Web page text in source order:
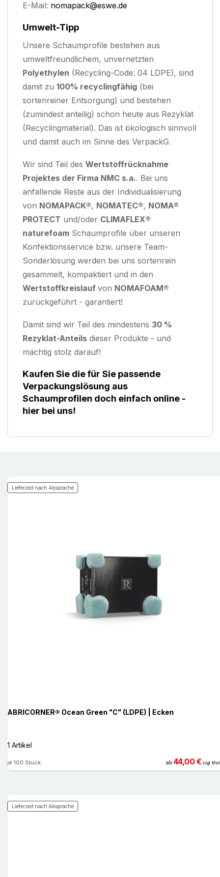
E-Mail: nomapack@eswe.de
Umwelt-Tipp
Unsere Schaumprofile bestehen aus
umweltfreundlichem, unvernetzten
Polyethylen (Recycling-Code: 04 LDPE), sind
damit zu 100% recyclingfähig (bei
sortenreiner Entsorgung) und bestehen
(zumindest anteilig) schon heute aus Rezyklat
(Recyclingmaterial). Das ist ökologisch sinnvoll
und damit auch im Sinne des VerpackG.
Wir sind Teil des Wertstoffrücknahme
Projektes der Firma NMC s.a.. Bei uns
anfallende Reste aus der Individualisierung
von NOMAPACK®, NOMATEC®, NOMA®
PROTECT und/oder CLIMAFLEX®
naturefoam Schaumprofile über unseren
Konfektionsservice bzw. unsere Team-
Sonderlösung werden bei uns sortenrein
gesammelt, kompaktiert und in den
Wertstoffkreislauf von NOMAFOAM®
zurückgeführt - garantiert!
Damit sind wir Teil des mindestens 30 %
Rezyklat-Anteils dieser Produkte - und
mächtig stolz darauf!
Kaufen Sie die für Sie passende
Verpackungslösung aus
Schaumprofilen doch einfach online -
hier bei uns!
Lieferzeit nach Absprache
ABRICORNER® Ocean Green "C" (LDPE) | Ecken
1 Artikel
je 100 Stück ab 44,00 € zzgl.
Lieferzeit nach Absprache